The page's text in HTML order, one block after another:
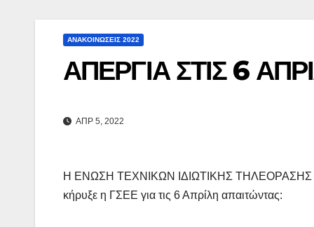
ΑΝΑΚΟΙΝΏΣΕΙΣ 2022
ΑΠΕΡΓΙΑ ΣΤΙΣ 6
ΑΠΡ 5, 2022
Η ΕΝΩΣΗ ΤΕΧΝΙΚΩΝ ΙΔΙΩΤΙΚΗΣ ΤΗΛΕΟΡΑΣΗΣ
κήρυξε η ΓΣΕΕ για τις 6 Απρίλη απαιτώντας: